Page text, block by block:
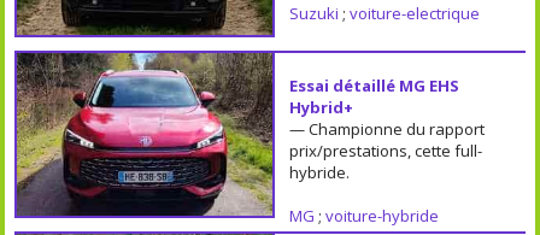
Suzuki ; voiture-electrique
Essai détaillé MG EHS
Hybrid+
— Championne du rapport
prix/prestations, cette full-
hybride.
MG ; voiture-hybride